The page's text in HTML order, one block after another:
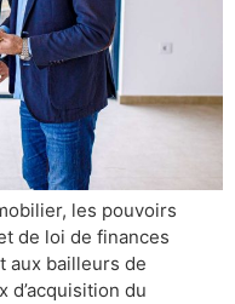
les pouvoirs
de loi de finances
aux bailleurs de
d’acquisition du